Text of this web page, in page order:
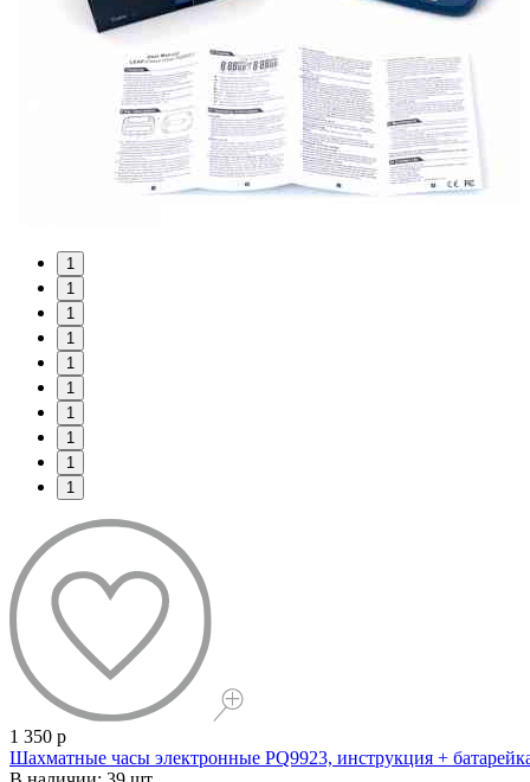
1
1
1
1
1
1
1
1
1
1
1 350 р
Шахматные часы электронные PQ9923, инструкция +